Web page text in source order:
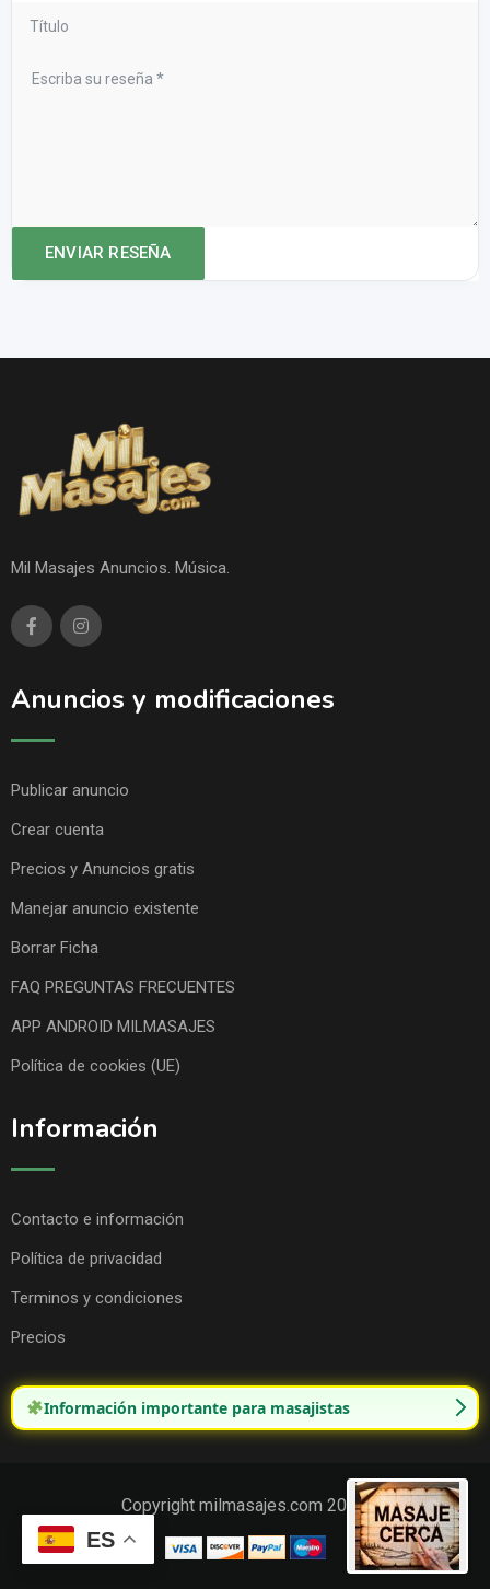
Mil Masajes Anuncios. Música.
Anuncios y modificaciones
Publicar anuncio
Crear cuenta
Precios y Anuncios gratis
Manejar anuncio existente
Borrar Ficha
FAQ PREGUNTAS FRECUENTES
APP ANDROID MILMASAJES
Política de cookies (UE)
Información
Contacto e información
Política de privacidad
Terminos y condiciones
Precios
Información importante para masajistas
Copyright milmasajes.com 2025.
ES